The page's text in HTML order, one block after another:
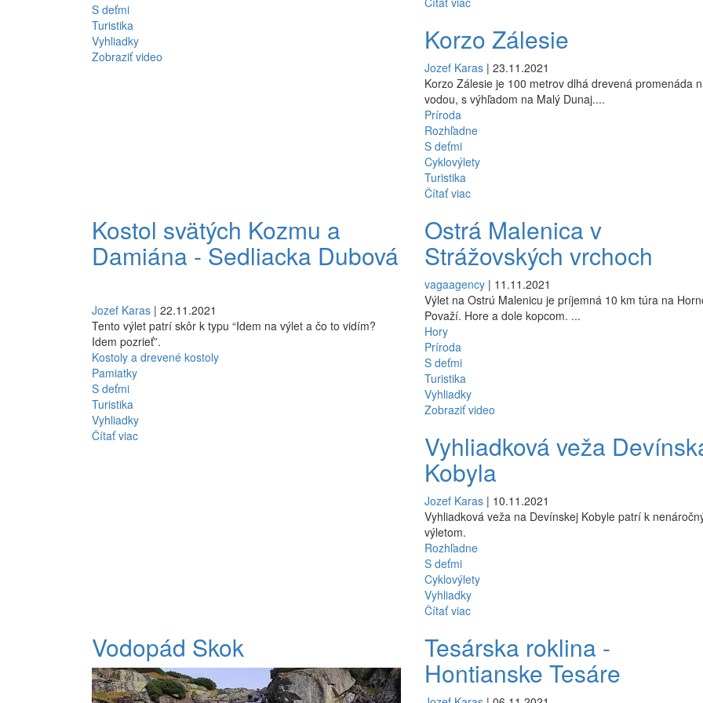
S deťmi
Turistika
Vyhliadky
Zobraziť video
Korzo Zálesie
Jozef Karas| 23.11.2021
Korzo Zálesie je 100 metrov dlhá drevená promenáda
vodou, s výhľadom na Malý Dunaj....
Príroda
Rozhľadne
S deťmi
Cyklovýlety
Turistika
Čítať viac
Kostol svätých Kozmu a
Damiána - Sedliacka Dubová
Jozef Karas | 22.11.2021
Tento výlet patrí skôr k typu “Idem na výlet a čo to vidím?
Idem pozrieť”.
Kostoly a drevené kostoly
Pamiatky
S deťmi
Turistika
Vyhliadky
Čítať viac
Ostrá Malenica v
Strážovských vrchoch
vagaagency| 11.11.2021
Výlet na Ostrú Malenicu je príjemná 10 km túra na
Považí. Hore a dole kopcom. ...
Hory
Príroda
S deťmi
Turistika
Vyhliadky
Zobraziť video
Vyhliadková veža
Kobyla
Jozef Karas| 10.11.2021
Vyhliadková veža na Devínskej Kobyle patrí k
výletom.
Rozhľadne
S deťmi
Cyklovýlety
Vyhliadky
Čítať viac
Vodopád Skok Tesárska roklina -
Hontianske Tesáre